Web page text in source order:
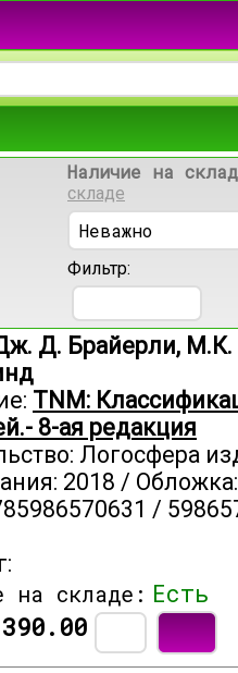
Наличие на
складе
Фильтр:
Д. Брайерли, М.К.
TNM:
8-ая редакция
Логосфера
2018 /
/
на складе: Есть
390.00